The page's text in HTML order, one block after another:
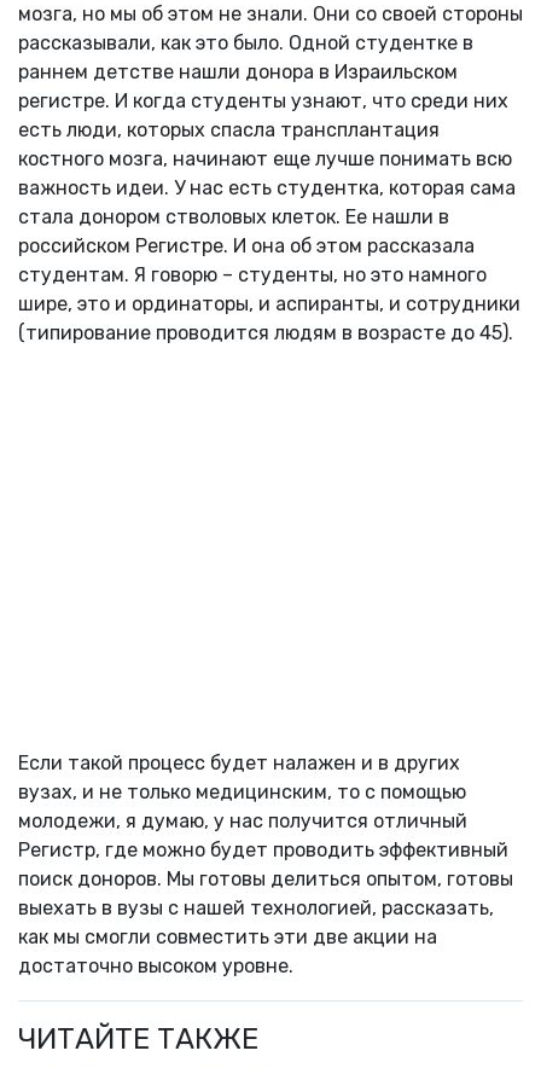
мозга, но мы об этом не знали. Они со своей стороны
рассказывали, как это было. Одной студентке в
раннем детстве нашли донора в Израильском
регистре. И когда студенты узнают, что среди них
есть люди, которых спасла трансплантация
костного мозга, начинают еще лучше понимать всю
важность идеи. У нас есть студентка, которая сама
стала донором стволовых клеток. Ее нашли в
российском Регистре. И она об этом рассказала
студентам. Я говорю – студенты, но это намного
шире, это и ординаторы, и аспиранты, и сотрудники
(типирование проводится людям в возрасте до 45).
Если такой процесс будет налажен и в других
вузах, и не только медицинским, то с помощью
молодежи, я думаю, у нас получится отличный
Регистр, где можно будет проводить эффективный
поиск доноров. Мы готовы делиться опытом, готовы
выехать в вузы с нашей технологией, рассказать,
как мы смогли совместить эти две акции на
достаточно высоком уровне.
ЧИТАЙТЕ ТАКЖЕ